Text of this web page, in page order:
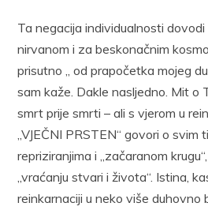
Ta negacija individualnosti
nirvanom i za beskonačnim
prisutno „ od prapočetka mojeg
sam kaže. Dakle nasljedno. Mit o
smrt prije smrti – ali s vjerom u
„VJEČNI PRSTEN“ govori o svim
repriziranjima i „začaranom
„vraćanju stvari i života“. Istina,
reinkarnaciji u neko više duhovno